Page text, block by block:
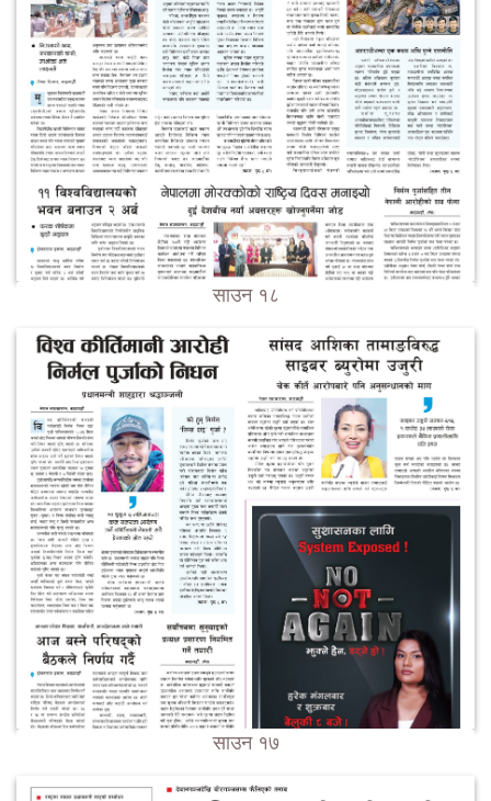
साउन १८
साउन १७